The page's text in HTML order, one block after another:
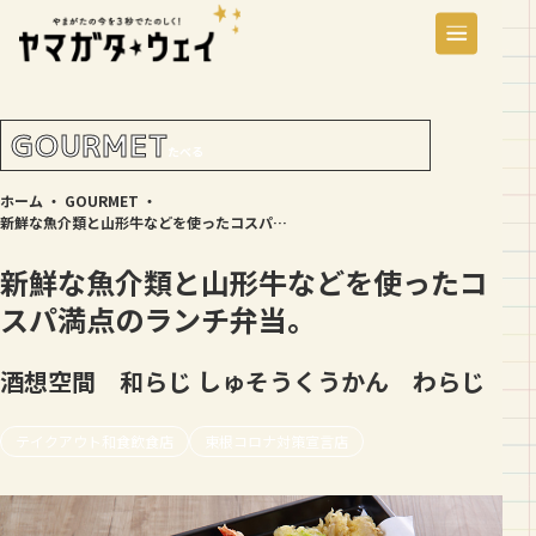
GOURMETたべる
ホーム ・ GOURMET ・
新鮮な魚介類と山形牛などを使ったコスパ満点のランチ弁当。
新鮮な魚介類と山形牛などを使ったコ
スパ満点のランチ弁当。
酒想空間 和らじ しゅそうくうかん わらじ
テイクアウト和食飲食店 東根コロナ対策宣言店